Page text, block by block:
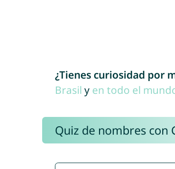
¿Tienes curiosidad por
Brasil y en todo el
Quiz de nombres con